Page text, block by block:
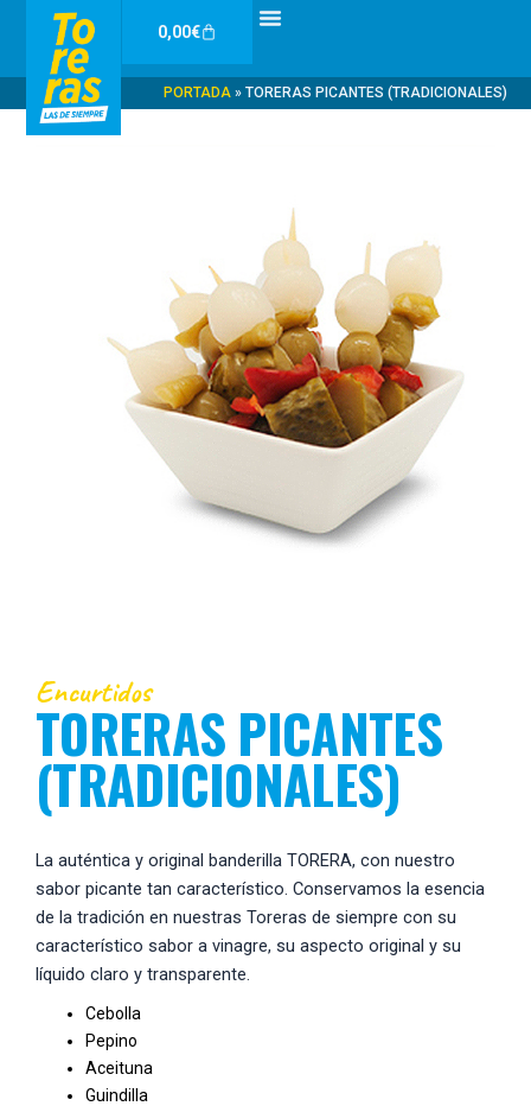
contenido
0,00€Carrito
PORTADA » TORERAS PICANTES (TRADICIONALES)
Encurtidos
TORERAS PICANTES
(TRADICIONALES)
La auténtica y original banderilla TORERA, con nuestro
sabor picante tan característico. Conservamos la esencia
de la tradición en nuestras Toreras de siempre con su
característico sabor a vinagre, su aspecto original y su
líquido claro y transparente.
Cebolla
Pepino
Aceituna
Guindilla